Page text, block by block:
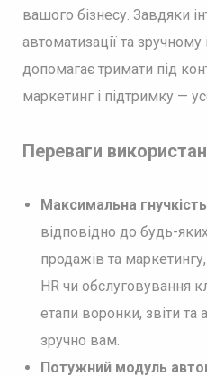
вашого бізнесу. Завдяки
автоматизації та
допомагає тримати під
маркетинг і підтримку —
Переваги
Максимальна
відповідно до будь-
продажів та
HR чи обслуговування
етапи воронки, звіти та
зручно вам.
Потужний модуль